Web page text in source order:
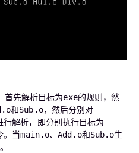
首先解析目标为exe的规则，然
和Sub.o，然后分别对
行解析，即分别执行目标为
。当main.o、Add.o和Sub.o生